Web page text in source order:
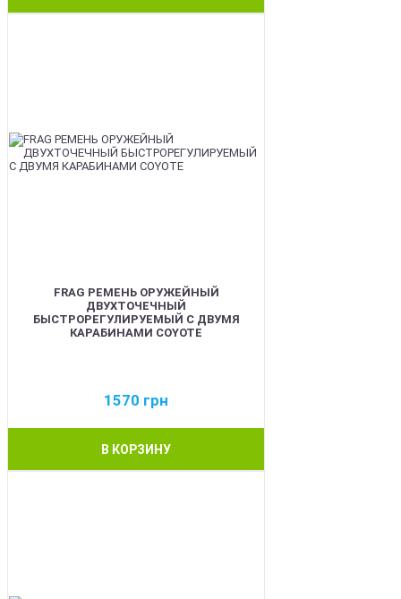
FRAG РЕМЕНЬ ОРУЖЕЙНЫЙ
ДВУХТОЧЕЧНЫЙ
БЫСТРОРЕГУЛИРУЕМЫЙ С ДВУМЯ
КАРАБИНАМИ COYOTE
1570 грн
В КОРЗИНУ